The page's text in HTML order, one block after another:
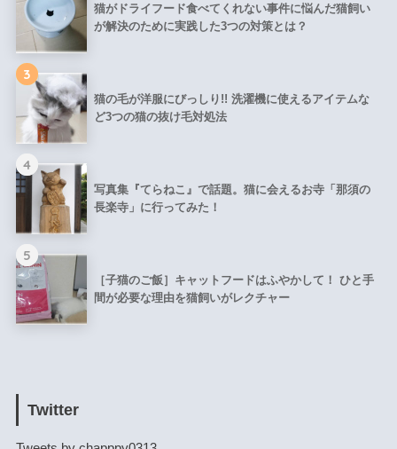
猫がドライフード食べてくれない事件に悩んだ猫飼い
が解決のために実践した3つの対策とは？
3
猫の毛が洋服にびっしり!! 洗濯機に使えるアイテムな
ど3つの猫の抜け毛対処法
4
写真集『てらねこ』で話題。猫に会えるお寺「那須の
長楽寺」に行ってみた！
5
［子猫のご飯］キャットフードはふやかして！ ひと手
間が必要な理由を猫飼いがレクチャー
Twitter